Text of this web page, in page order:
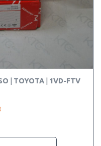
TOYOTA 1VD-FTV